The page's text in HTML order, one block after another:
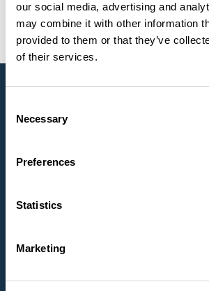
our social media, advertising and
may combine it with other information
provided to them or that they’ve
of their services.
Selection
Necessary
Preferences
Statistics
Marketing
Seadmed ja tarvikud
Automatiseeritud
Pro-Lab Diagnostics UK
Labema Eesti OÜ
1997. aastast Eestis tegutsev
Soome firma Labema OY
müügiga mikrobioloogia,
kliinilise keemia laboritele.
12618 TALLINN
Emaillabema@labema.ee